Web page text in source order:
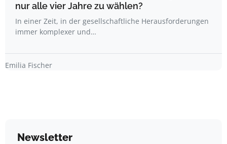
nur alle vier Jahre zu wählen?
In einer Zeit, in der gesellschaftliche Herausforderungen
immer komplexer und…
Emilia Fischer
Newsletter